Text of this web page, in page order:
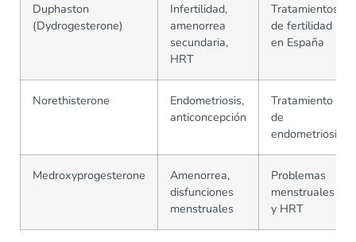
Duphaston
(Dydrogesterone)
Infertilidad,
amenorrea
secundaria,
HRT
Tratamientos
de fertilidad
en España
Norethisterone
Endometriosis,
anticoncepción
Tratamiento
de
endometriosis
Medroxyprogesterone
Amenorrea,
disfunciones
menstruales
Problemas
menstruales
y HRT